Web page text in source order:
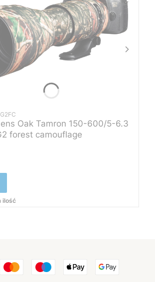
Oak Tamron 150-600/5-6.3
forest camouflage
ilość